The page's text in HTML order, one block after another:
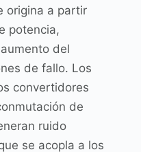
origina a partir
potencia,
del
de fallo. Los
convertidores
de
ruido
se acopla a los